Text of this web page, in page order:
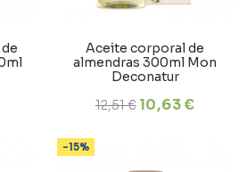
Aceite corporal de
almendras 300ml Mon
Deconatur
12,51 € 10,63 €
-15%